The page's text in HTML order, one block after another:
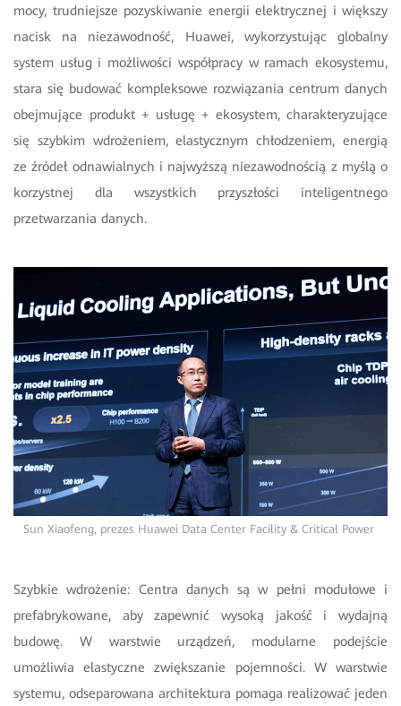
mocy, trudniejsze pozyskiwanie energii elektrycznej i większy
nacisk na niezawodność, Huawei, wykorzystując globalny
system usług i możliwości współpracy w ramach ekosystemu,
stara się budować kompleksowe rozwiązania centrum danych
obejmujące produkt + usługę + ekosystem, charakteryzujące
się szybkim wdrożeniem, elastycznym chłodzeniem, energią
ze źródeł odnawialnych i najwyższą niezawodnością z myślą o
korzystnej dla wszystkich przyszłości inteligentnego
przetwarzania danych.
Sun Xiaofeng, prezes Huawei Data Center Facility & Critical Power
Szybkie wdrożenie: Centra danych są w pełni modułowe i
prefabrykowane, aby zapewnić wysoką jakość i wydajną
budowę. W warstwie urządzeń, modularne podejście
umożliwia elastyczne zwiększanie pojemności. W warstwie
systemu, odseparowana architektura pomaga realizować jeden